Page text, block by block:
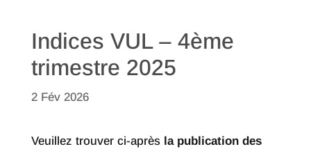
Indices VUL – 4ème
trimestre 2025
2 Fév 2026
Veuillez trouver ci-après la publication des